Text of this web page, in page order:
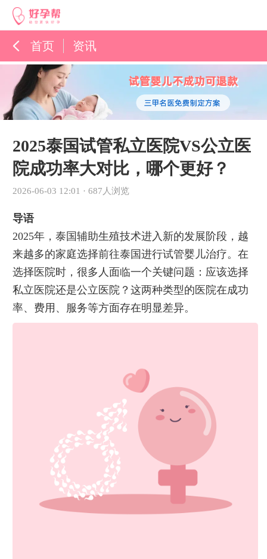
首页 资讯
孕育百科
综合资讯
2025泰国试管私立医院VS公立医
院成功率大对比，哪个更好？
2026-06-03 12:01 · 687人浏览
导语
2025年，泰国辅助生殖技术进入新的发展阶段，越
来越多的家庭选择前往泰国进行试管婴儿治疗。在
选择医院时，很多人面临一个关键问题：应该选择
私立医院还是公立医院？这两种类型的医院在成功
率、费用、服务等方面存在明显差异。